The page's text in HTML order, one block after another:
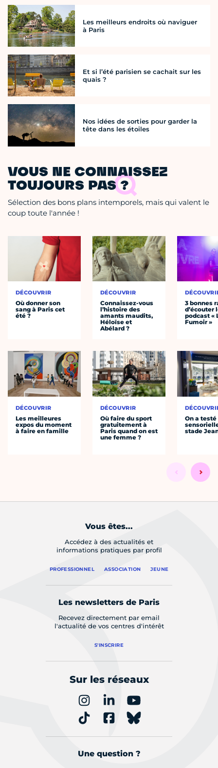
Les meilleurs endroits où naviguer
à Paris
Et si l’été parisien se cachait sur les
quais ?
Nos idées de sorties pour garder la
tête dans les étoiles
VOUS NE CONNAISSEZ
TOUJOURS PAS ?
Sélection des bons plans intemporels, mais qui valent le
coup toute l'année !
DÉCOUVRIR
Où donner son
sang à Paris cet
été ?
DÉCOUVRIR
Les meilleures
expos du moment
à faire en famille
DÉCOUVRIR
Connaissez-vous
l’histoire des
amants maudits,
Héloïse et
Abélard ?
DÉCOUVRIR
Où faire du sport
gratuitement à
Paris quand on est
une femme ?
3 bonnes
d’écouter
podcast «
Fumoir »
On a
stade
Vous êtes...
Accédez à des actualités et
informations pratiques par profil
PROFESSIONNEL ASSOCIATION JEUNE
Les newsletters de Paris
Recevez directement par email
l'actualité de vos centres d'intérêt
S'INSCRIRE
Sur les réseaux
Une question ?